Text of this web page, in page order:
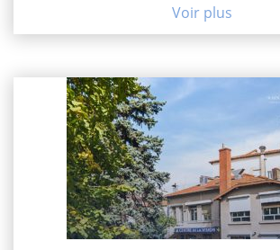
Voir plus